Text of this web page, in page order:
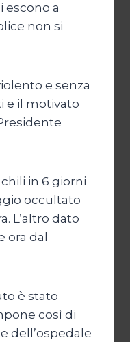
escono a
non si
e senza
e il motivato
in 6 giorni
occultato
L’altro dato
ora dal
è stato
così di
dell’ospedale